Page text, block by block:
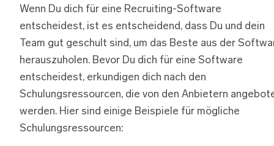
Wenn Du dich für eine Recruiting-Software
entscheidest, ist es entscheidend, dass Du und dein
Team gut geschult sind, um das Beste aus der
herauszuholen. Bevor Du dich für eine Software
entscheidest, erkundigen dich nach den
Schulungsressourcen, die von den Anbietern
werden. Hier sind einige Beispiele für mögliche
Schulungsressourcen: